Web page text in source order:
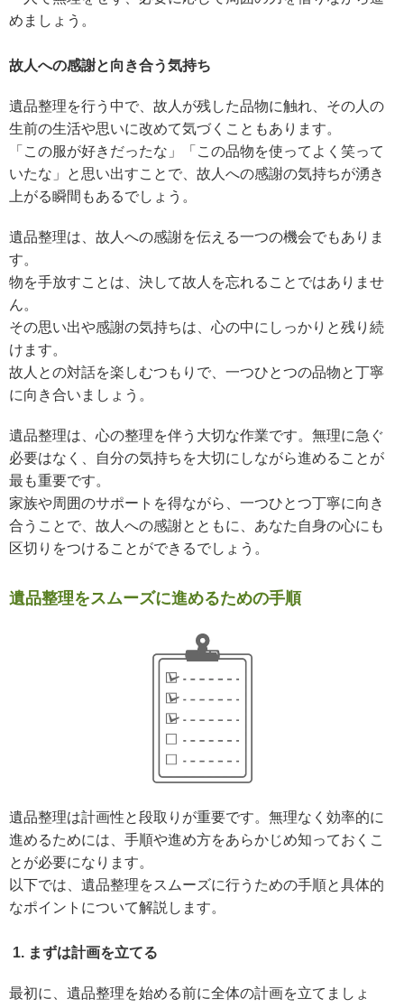
めましょう。
故人への感謝と向き合う気持ち
遺品整理を行う中で、故人が残した品物に触れ、その人の
生前の生活や思いに改めて気づくこともあります。
「この服が好きだったな」「この品物を使ってよく笑って
いたな」と思い出すことで、故人への感謝の気持ちが湧き
上がる瞬間もあるでしょう。
遺品整理は、故人への感謝を伝える一つの機会でもありま
す。
物を手放すことは、決して故人を忘れることではありませ
ん。
その思い出や感謝の気持ちは、心の中にしっかりと残り続
けます。
故人との対話を楽しむつもりで、一つひとつの品物と丁寧
に向き合いましょう。
遺品整理は、心の整理を伴う大切な作業です。無理に急ぐ
必要はなく、自分の気持ちを大切にしながら進めることが
最も重要です。
家族や周囲のサポートを得ながら、一つひとつ丁寧に向き
合うことで、故人への感謝とともに、あなた自身の心にも
区切りをつけることができるでしょう。
遺品整理をスムーズに進めるための手順
遺品整理は計画性と段取りが重要です。無理なく効率的に
進めるためには、手順や進め方をあらかじめ知っておくこ
とが必要になります。
以下では、遺品整理をスムーズに行うための手順と具体的
なポイントについて解説します。
1. まずは計画を立てる
最初に、遺品整理を始める前に全体の計画を立てましょ